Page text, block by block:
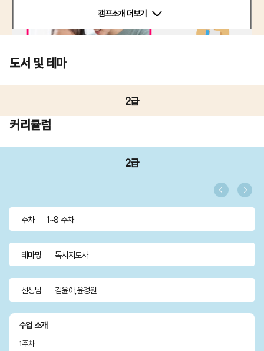
캠프소개 더보기
도서 및 테마
2급
커리큘럼
2급
주차 1~8 주차
테마명 독서지도사
선생님 김윤아,윤경원
수업 소개
1주차